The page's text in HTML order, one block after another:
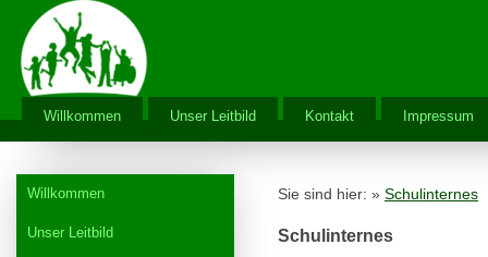
Willkommen Unser Leitbild Kontakt Impressum
Willkommen
Unser Leitbild
Sie sind hier: » Schulinternes
Schulinternes